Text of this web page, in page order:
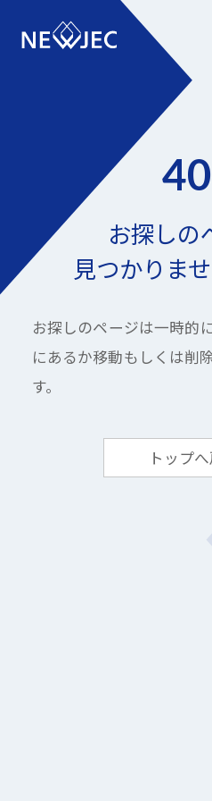
お探しの
見つかりま
お探しのページは一時的
にあるか移動もしくは削
す。
トップ